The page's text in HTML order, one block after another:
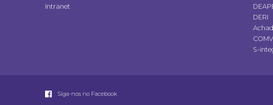
Intranet
DERI
S-
Siga-nos no Facebook